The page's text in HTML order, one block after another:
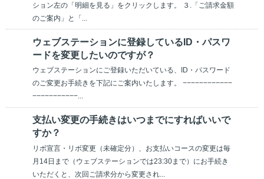
ション左の「明細を見る」をクリックします。 ３.「ご請求金額
のご案内」と「...
ウェブステーションに登録しているID・パスワ
ードを変更したいのですが？
ウェブステーションにご登録いただいている、ID・パスワード
のご変更お手続きを下記にご案内いたします。 −−−−−−−−−−−−
−−−−−−−−−−−...
支払い変更の手続きはいつまでにすればいいで
すか？
リボ宣言・リボ変更（未確定分）、お支払いコースの変更は毎
月14日まで（ウェブステーションでは23:30まで）にお手続き
いただくと、次回ご請求分から変更され...